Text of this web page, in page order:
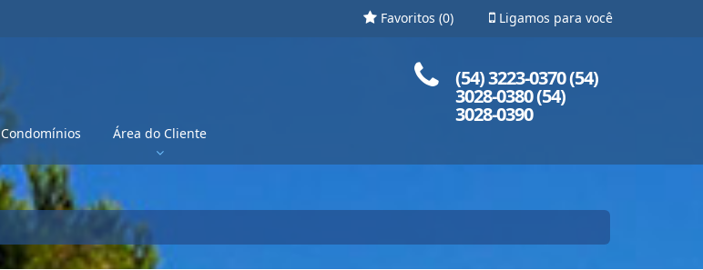
Ligamos para você
Favoritos (0)
Condomínios Área do Cliente
(54) 3223-0370 (54)
3028-0380 (54)
3028-0390